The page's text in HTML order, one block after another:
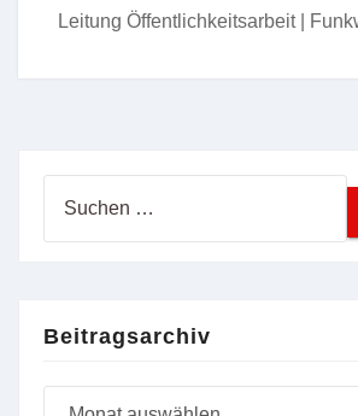
Leitung Öffentlichkeitsarbeit |
Beitragsarchiv